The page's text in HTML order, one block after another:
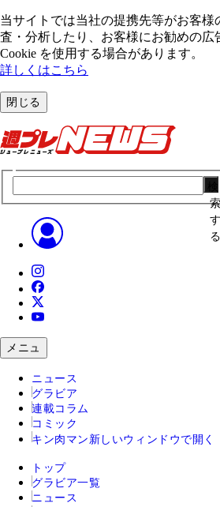
当サイトでは当社の提携先等がお客様
査・分析したり、お客様にお勧めの広
Cookie を使⽤する場合があります。
詳しくはこちら
閉じる
す
る
メニュ
ニュース
グラビア
連載コラム
コミック
キン肉マン 新しいウィンドウで開く
トップ
グラビア一覧
ニュース